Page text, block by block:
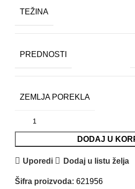
TEŽINA
PREDNOSTI
ZEMLJA POREKLA
DODAJ U
Uporedi Dodaj u listu želja
Šifra proizvoda: 621956